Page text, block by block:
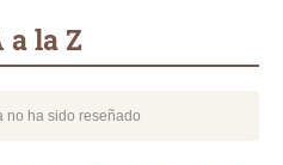
a la Z
no ha sido reseñado